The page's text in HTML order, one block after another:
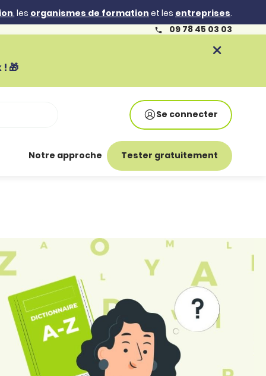
, les organismes de formation et les entreprises.
09 78 45 03 03
🎁
Se connecter
Notre approche Tester gratuitement